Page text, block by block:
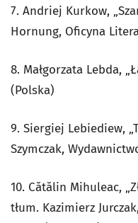
7. Andriej Kurkow,
Hornung, Oficyna
8. Małgorzata Lebda,
(Polska)
9. Siergiej Lebiediew,
Szymczak,
10. Cătălin Mihuleac,
tłum. Kazimierz